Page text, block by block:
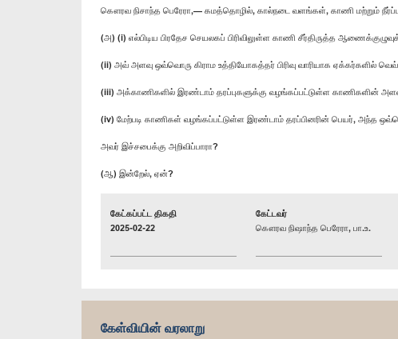
கௌரவ நிசாந்த பெரேரா,— கமத்தொழில், கால்நடை வளங்கள், காணி மற்றும்
(அ) (i) எல்பிடிய பிரதேச செயலகப் பிரிவிலுள்ள காணி சீர்திருத்த
(ii) அவ் அளவு ஒவ்வொரு கிராம உத்தியோகத்தர் பிரிவு வாரியாக ஏக்கர்களில்
(iii) அக்காணிகளில் இரண்டாம் தரப்புகளுக்கு வழங்கப்பட்டுள்ள காணிகளின்
(iv) மேற்படி காணிகள் வழங்கப்பட்டுள்ள இரண்டாம் தரப்பினரின் பெயர், அந்த
அவர் இச்சபைக்கு அறிவிப்பாரா?
(ஆ) இன்றேல், ஏன்?
கேட்கப்பட்ட திகதி
2025-02-22
கேட்டவர்
கௌரவ நிஷாந்த பெரேரா, பா.உ.
கேள்வியின் வரலாறு